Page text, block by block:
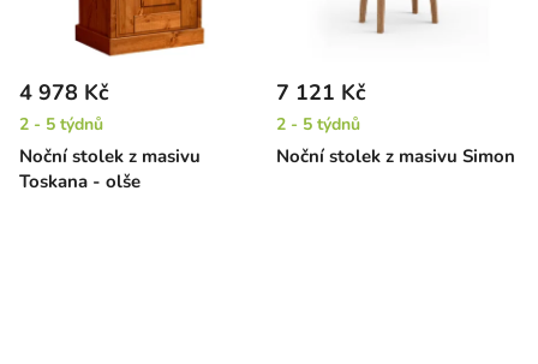
Noční stolek z masivu
Toskana - olše
4 978 Kč
2 - 5 týdnů
Noční stolek z masivu Simon
7 121 Kč
2 - 5 týdnů